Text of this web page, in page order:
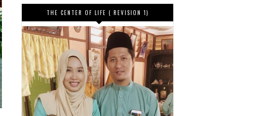
THE CENTER OF LIFE ( REVISION 1)